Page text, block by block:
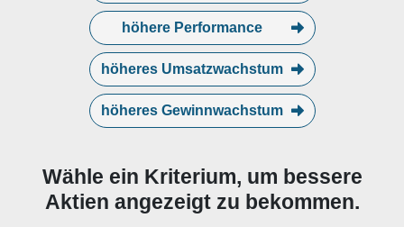
höhere Performance
höheres Umsatzwachstum
höheres Gewinnwachstum
Wähle ein Kriterium, um bessere
Aktien angezeigt zu bekommen.